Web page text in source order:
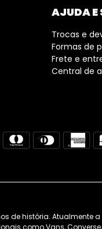
AJUDA E
Trocas e
Formas de
Frete e
Central de
de história. Atualmente
como Vans, Converse,